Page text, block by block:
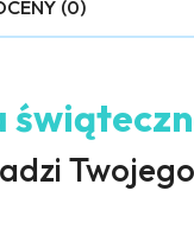
(0)